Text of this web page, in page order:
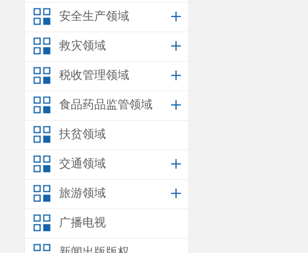
安全生产领域
救灾领域
税收管理领域
食品药品监管领域
扶贫领域
交通领域
旅游领域
广播电视